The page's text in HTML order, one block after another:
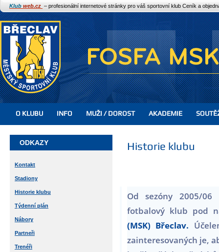
Klub web.cz – profesionální internetové stránky pro váš sportovní klub Ceník a
O KLUBU INFO MUŽI / DOROST AKADEMIE
Historie klubu
Od sezóny 2005/
fotbalový klub pod
(MSK) Břeclav.
zainteresovaných je,
ODKAZY
Kontakt
Stadiony
Historie klubu
Týdenní plán
Nábory
Partneři
Trenéři